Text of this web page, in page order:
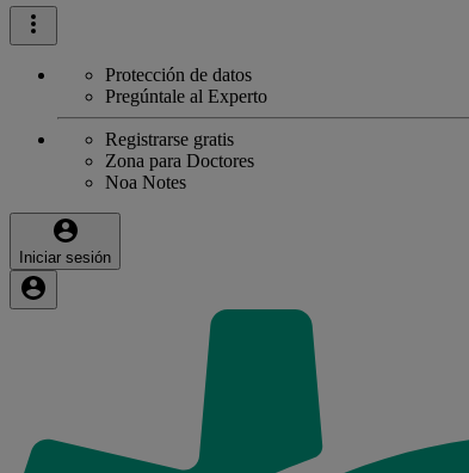
Protección de datos
Pregúntale al Experto
Registrarse gratis
Zona para Doctores
Noa Notes
Iniciar sesión